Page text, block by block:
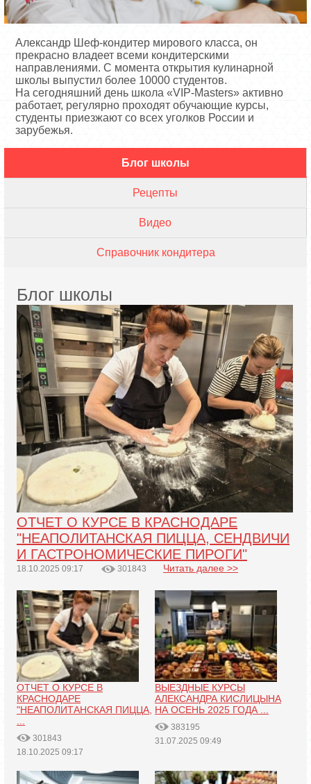
Александр Шеф-кондитер мирового класса, он
прекрасно владеет всеми кондитерскими
направлениями. С момента открытия кулинарной
школы выпустил более 10000 студентов.
На сегодняшний день школа «VIP-Masters» активно
работает, регулярно проходят обучающие курсы,
студенты приезжают со всех уголков России и
зарубежья.
Блог школы
Рецепты
Видео
Справочник кондитера
Блог школы
ОТЧЕТ О КУРСЕ В КРАСНОДАРЕ
"НЕАПОЛИТАНСКАЯ ПИЦЦА, СЕНДВИЧИ
И ГАСТРОНОМИЧЕСКИЕ ПИРОГИ"
18.10.2025 09:17 301843 Читать далее >>
ОТЧЕТ О КУРСЕ В
КРАСНОДАРЕ
"НЕАПОЛИТАНСКАЯ ПИЦЦА,
301843
18.10.2025 09:17
ВЫЕЗДНЫЕ КУРСЫ
АЛЕКСАНДРА КИСЛИЦЫНА
НА ОСЕНЬ 2025 ГОДА ...
383195
31.07.2025 09:49